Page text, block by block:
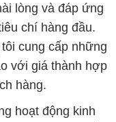
lòng và đáp ứng
chí hàng đầu.
cung cấp những
với giá thành hợp
hàng.
hoạt động kinh